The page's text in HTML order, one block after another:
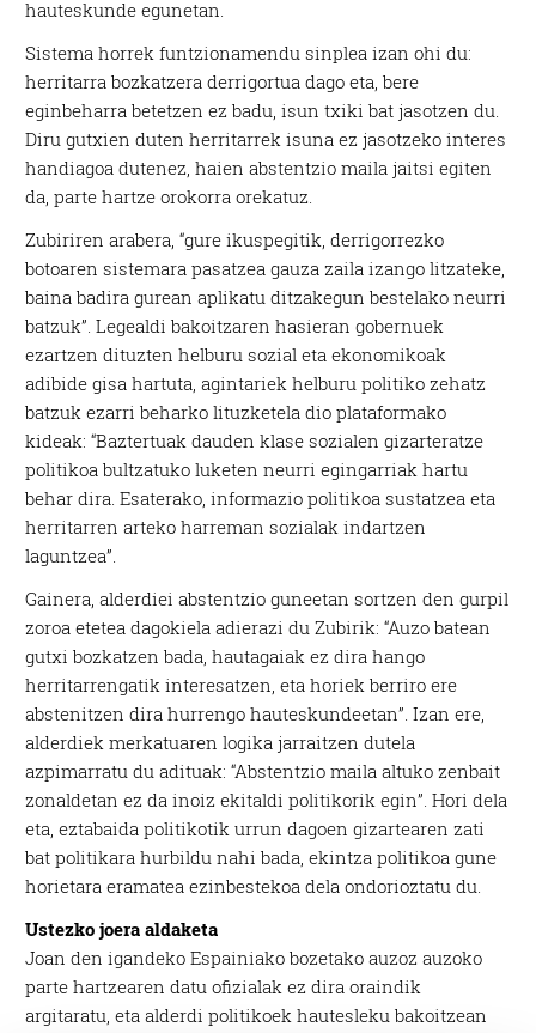
hauteskunde egunetan.
Sistema horrek funtzionamendu sinplea izan ohi du:
herritarra bozkatzera derrigortua dago eta, bere
eginbeharra betetzen ez badu, isun txiki bat jasotzen du.
Diru gutxien duten herritarrek isuna ez jasotzeko interes
handiagoa dutenez, haien abstentzio maila jaitsi egiten
da, parte hartze orokorra orekatuz.
Zubiriren arabera, “gure ikuspegitik, derrigorrezko
botoaren sistemara pasatzea gauza zaila izango litzateke,
baina badira gurean aplikatu ditzakegun bestelako neurri
batzuk”. Legealdi bakoitzaren hasieran gobernuek
ezartzen dituzten helburu sozial eta ekonomikoak
adibide gisa hartuta, agintariek helburu politiko zehatz
batzuk ezarri beharko lituzketela dio plataformako
kideak: “Baztertuak dauden klase sozialen gizarteratze
politikoa bultzatuko luketen neurri egingarriak hartu
behar dira. Esaterako, informazio politikoa sustatzea eta
herritarren arteko harreman sozialak indartzen
laguntzea”.
Gainera, alderdiei abstentzio guneetan sortzen den gurpil
zoroa etetea dagokiela adierazi du Zubirik: “Auzo batean
gutxi bozkatzen bada, hautagaiak ez dira hango
herritarrengatik interesatzen, eta horiek berriro ere
abstenitzen dira hurrengo hauteskundeetan”. Izan ere,
alderdiek merkatuaren logika jarraitzen dutela
azpimarratu du adituak: “Abstentzio maila altuko zenbait
zonaldetan ez da inoiz ekitaldi politikorik egin”. Hori dela
eta, eztabaida politikotik urrun dagoen gizartearen zati
bat politikara hurbildu nahi bada, ekintza politikoa gune
horietara eramatea ezinbestekoa dela ondorioztatu du.
Ustezko joera aldaketa
Joan den igandeko Espainiako bozetako auzoz auzoko
parte hartzearen datu ofizialak ez dira oraindik
argitaratu, eta alderdi politikoek hautesleku bakoitzean